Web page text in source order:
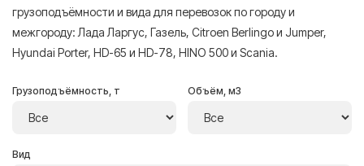
грузоподъёмности и вида для перевозок по городу и
межгороду: Лада Ларгус, Газель, Citroen Berlingo и Jumper,
Hyundai Porter, HD-65 и HD-78, HINO 500 и Scania.
Грузоподъёмность, т Объём, м3
Вид